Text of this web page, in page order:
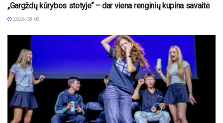
„Gargždų kūrybos stotyje“ – dar viena renginių kupina savaitė
2026-08-05